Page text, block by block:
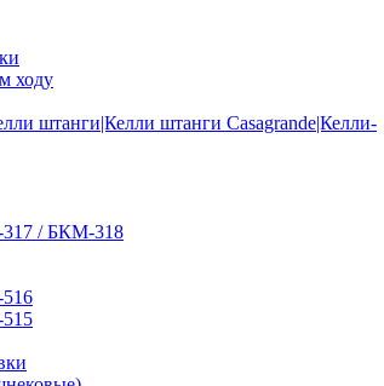
ходу
штанги|Келли штанги Casagrande|Келли-
317 / БКМ-318